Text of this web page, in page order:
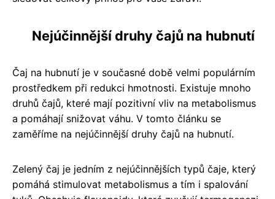
Nejúčinnější druhy čajů na hubnutí
Čaj na hubnutí je v současné době velmi populárním
prostředkem při redukci hmotnosti. Existuje mnoho
druhů čajů, které mají pozitivní vliv na metabolismus
a pomáhají snižovat váhu. V tomto článku se
zaměříme na nejúčinnější druhy čajů na hubnutí.
Zelený čaj je jedním z nejúčinnějších typů čaje, který
pomáhá stimulovat metabolismus a tím i spalování